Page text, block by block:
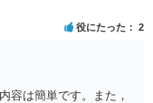
役にたった 2
容は簡単です。また，